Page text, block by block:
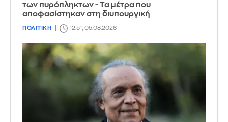
των πυρόπληκτων - Τα μέτρα που
αποφασίστηκαν στη διυπουργική
ΠΟΛΙΤΙΚΗ 12:51, 05.08.2026